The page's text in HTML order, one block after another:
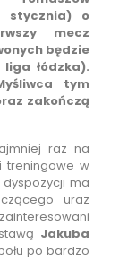
stycznia) o
mecz
będzie
łódzka).
tym
zakończą
raz na
treningowe w
ma
uraz
Jakuba
po bardzo